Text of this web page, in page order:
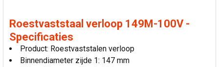
Roestvaststaal verloop 149M-100V -
Specificaties
Product: Roestvaststalen verloop
Binnendiameter zijde 1: 147 mm